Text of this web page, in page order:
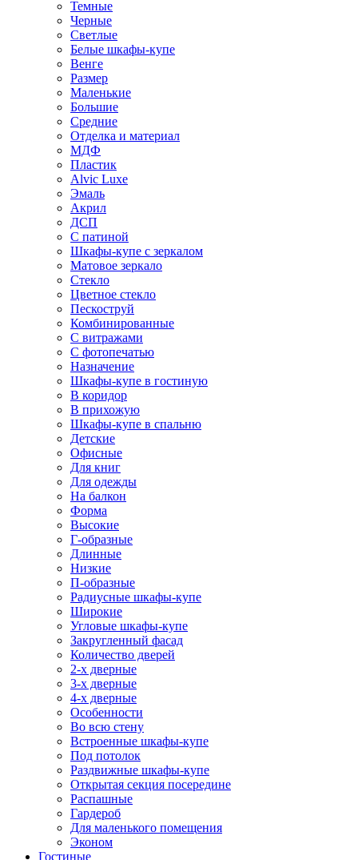
Темные
Черные
Светлые
Белые шкафы-купе
Венге
Размер
Маленькие
Большие
Средние
Отделка и материал
МДФ
Пластик
Alvic Luxe
Эмаль
Акрил
ДСП
С патиной
Шкафы-купе с зеркалом
Матовое зеркало
Стекло
Цветное стекло
Пескоструй
Комбинированные
С витражами
С фотопечатью
Назначение
Шкафы-купе в гостиную
В коридор
В прихожую
Шкафы-купе в спальню
Детские
Офисные
Для книг
Для одежды
На балкон
Форма
Высокие
Г-образные
Длинные
Низкие
П-образные
Радиусные шкафы-купе
Широкие
Угловые шкафы-купе
Закругленный фасад
Количество дверей
2-х дверные
3-х дверные
4-х дверные
Особенности
Во всю стену
Встроенные шкафы-купе
Под потолок
Раздвижные шкафы-купе
Открытая секция посередине
Распашные
Гардероб
Для маленького помещения
Эконом
Гостиные